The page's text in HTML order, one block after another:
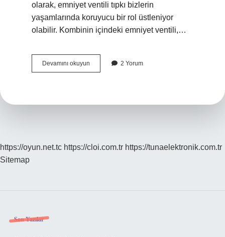
olarak, emniyet ventili tıpkı bizlerin
yaşamlarında koruyucu bir rol üstleniyor
olabilir. Kombinin içindeki emniyet ventili,…
Devamını okuyun Kombide
emniyet
2 Yorum
https://oyun.net.tc https://cloi.com.tr https://tunaelektronik.com.tr
Sitemap
Sidebar
Son Yazılar